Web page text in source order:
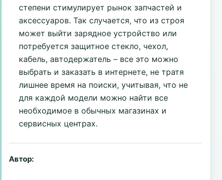
степени стимулирует рынок запчастей и
аксессуаров. Так случается, что из строя
может выйти зарядное устройство или
потребуется защитное стекло, чехол,
кабель, автодержатель – все это можно
выбрать и заказать в интернете, не тратя
лишнее время на поиски, учитывая, что не
для каждой модели можно найти все
необходимое в обычных магазинах и
сервисных центрах.
Автор: